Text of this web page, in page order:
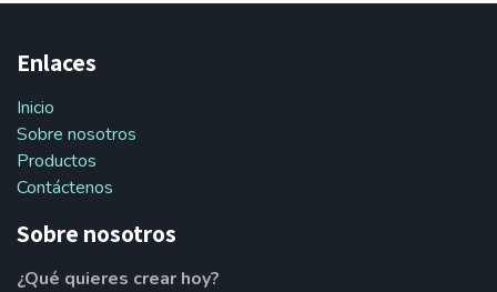
Enlaces
Inicio
Sobre nosotros
Productos
Contáctenos
Sobre nosotros
¿Qué quieres crear hoy?